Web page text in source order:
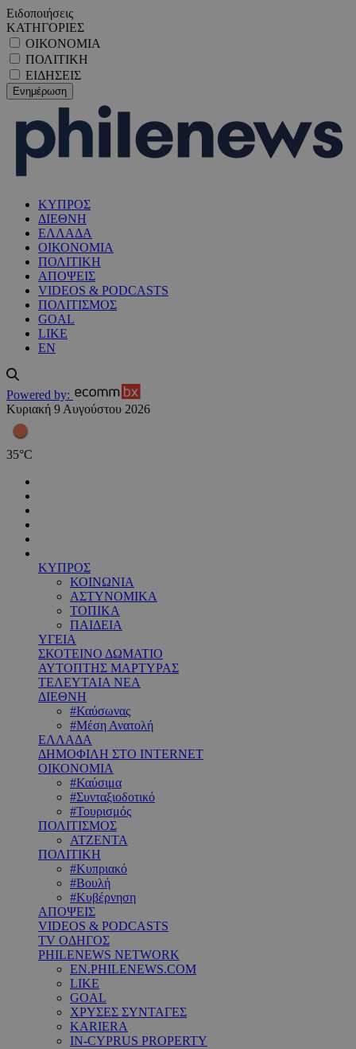
Ειδοποιήσεις
ΚΑΤΗΓΟΡΙΕΣ
ΟΙΚΟΝΟΜΙΑ
ΠΟΛΙΤΙΚΗ
ΕΙΔΗΣΕΙΣ
ΚΥΠΡΟΣ
ΔΙΕΘΝΗ
ΕΛΛΑΔΑ
ΟΙΚΟΝΟΜΙΑ
ΠΟΛΙΤΙΚΗ
ΑΠΟΨΕΙΣ
VIDEOS & PODCASTS
ΠΟΛΙΤΙΣΜΟΣ
GOAL
LIKE
EN
Powered by:
Κυριακή 9 Αυγούστου 2026
35°C
ΚΥΠΡΟΣ
ΚΟΙΝΩΝΙΑ
ΑΣΤΥΝΟΜΙΚΑ
ΤΟΠΙΚΑ
ΠΑΙΔΕΙΑ
ΥΓΕΙΑ
ΣΚΟΤΕΙΝΟ ΔΩΜΑΤΙΟ
ΑΥΤΟΠΤΗΣ ΜΑΡΤΥΡΑΣ
ΤΕΛΕΥΤΑΙΑ ΝΕΑ
ΔΙΕΘΝΗ
#Καύσωνας
#Μέση Ανατολή
ΕΛΛΑΔΑ
ΔΗΜΟΦΙΛΗ ΣΤΟ INTERNET
ΟΙΚΟΝΟΜΙΑ
#Καύσιμα
#Συνταξιοδοτικό
#Τουρισμός
ΠΟΛΙΤΙΣΜΟΣ
ΑΤΖΕΝΤΑ
ΠΟΛΙΤΙΚΗ
#Κυπριακό
#Βουλή
#Κυβέρνηση
ΑΠΟΨΕΙΣ
VIDEOS & PODCASTS
TV ΟΔΗΓΟΣ
PHILENEWS NETWORK
EN.PHILENEWS.COM
LIKE
GOAL
ΧΡΥΣΕΣ ΣΥΝΤΑΓΕΣ
KARIERA
IN-CYPRUS PROPERTY